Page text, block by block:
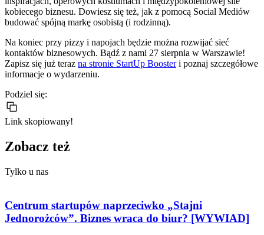
kobiecego biznesu. Dowiesz się też, jak z pomocą Social Mediów
budować spójną markę osobistą (i rodzinną).
Na koniec przy pizzy i napojach będzie można rozwijać sieć
kontaktów biznesowych. Bądź z nami 27 sierpnia w Warszawie!
Zapisz się już teraz na stronie StartUp Boosteri poznaj szczegółowe
informacje o wydarzeniu.
Podziel się:
Link skopiowany!
Zobacz też
Tylko u nas
Centrum startupów naprzeciwko „Stajni
Jednorożców”. Biznes wraca do biur? [WYWIAD]